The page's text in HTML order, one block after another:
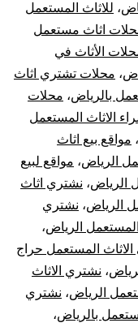
، للاثاث المستعمل
اثاث مستعمل
الأثاث في
، محلات تشتري اثاث
بالرياض، محلات
الاثاث المستعمل
، مواقع بيع اثاث
الرياض، مواقع لبيع
الرياض، نشتري اثاث
الرياض، نشتري
الرياض،
المستعمل حراج
، نشتري الاثاث
الرياض، نشتري
بالرياض،